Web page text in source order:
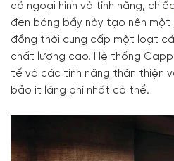
cả ngoại hình và tính năng, chiếc
đen bóng bẩy này tạo nên
đồng thời cung cấp một loạt
chất lượng cao. Hệ thống
tế và các tính năng thân thiện
bảo ít lãng phí nhất có thể.